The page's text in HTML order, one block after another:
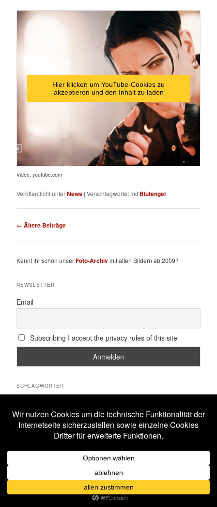
Hier klicken um YouTube-Cookies zu
akzeptieren und den Inhalt zu laden
Video: youtube.com
Veröffentlicht unterNews |Verschlagwortet mit Blutengel
Beitragsnavigation
← Ältere Beiträge
Kennt ihr schon unserFoto-Archivmit alten Bildern ab 2009?
NEWSLETTER
Email
Subscribing I accept the privacy rules of this site
SCHLAGWÖRTER
Blutengel Coppelius Corona Corvus Corax
Eisbrecher Ensiferum Faun Feuerschwanz
Frankfurt Harakiri For The Sky
Hexentanz Festival
Köln Leipzig Letzte Instanz
Lord Of The Lost M'era Luna Festival